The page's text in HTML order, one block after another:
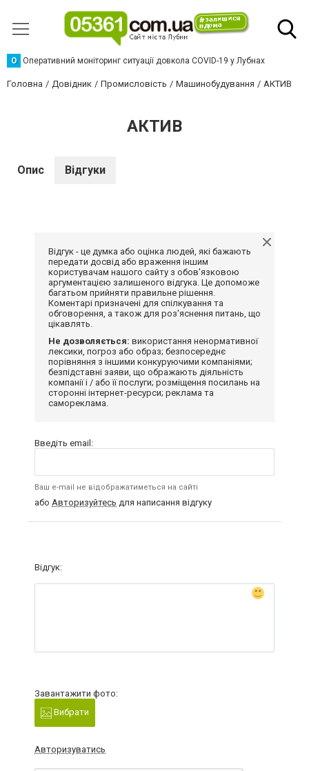
О Оперативний моніторинг ситуації довкола COVID-19 у Лубнах
Головна Довідник Промисловість Машинобудування АКТИВ
АКТИВ
Опис Відгуки
Відгук - це думка або оцінка людей, які бажають
передати досвід або враження іншим
користувачам нашого сайту з обов'язковою
аргументацією залишеного відгука. Це допоможе
багатьом прийняти правильне рішення.
Коментарі призначені для спілкування та
обговорення, а також для роз'яснення питань, що
цікавлять.
Не дозволяється: використання ненормативної
лексики, погроз або образ; безпосереднє
порівняння з іншими конкуруючими компаніями;
безпідставні заяви, що ображають діяльність
компанії і / або її послуги; розміщення посилань на
сторонні інтернет-ресурси; реклама та
самореклама.
Введіть email:
Ваш e-mail не відображатиметься на сайті
або Авторизуйтесь для написання відгуку
Відгук:
Завантажити фото:
Вибрати
Авторизуватись